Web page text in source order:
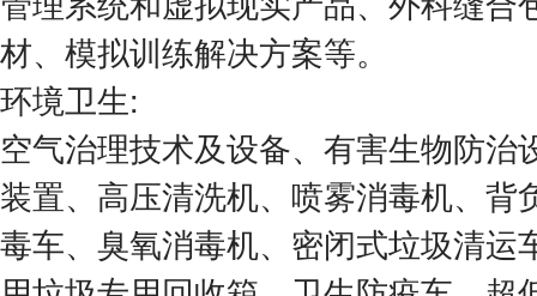
材、模拟训练解决方案等。
环境卫生:
空气治理技术及设备、有害生物防治
装置、高压清洗机、喷雾消毒机、背
毒车、臭氧消毒机、密闭式垃圾清运